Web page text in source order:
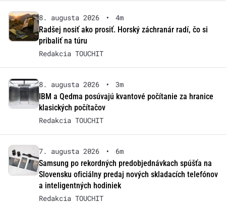
8. augusta 2026 •
4m
Radšej nosiť ako prosiť. Horský záchranár radí, čo si
pribaliť na túru
Redakcia TOUCHIT
8. augusta 2026 •
3m
IBM a Qedma posúvajú kvantové počítanie za hranice
klasických počítačov
Redakcia TOUCHIT
7. augusta 2026 •
6m
Samsung po rekordných predobjednávkach spúšťa na
Slovensku oficiálny predaj nových skladacích telefónov
a inteligentných hodiniek
Redakcia TOUCHIT